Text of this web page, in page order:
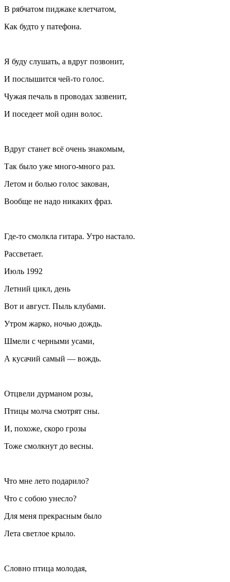
В рябчатом пиджаке клетчатом,
Как будто у патефона.
Я буду слушать, а вдруг позвонит,
И послышится чей-то голос.
Чужая печаль в проводах зазвенит,
И поседеет мой один волос.
Вдруг станет всё очень знакомым,
Так было уже много-много раз.
Летом и болью голос закован,
Вообще не надо никаких фраз.
Где-то смолкла гитара. Утро настало.
Рассветает.
Июль 1992
Летний цикл, день
Вот и август. Пыль клубами.
Утром жарко, ночью дождь.
Шмели с черными усами,
А кусачий самый — вождь.
Отцвели дурманом розы,
Птицы молча смотрят сны.
И, похоже, скоро грозы
Тоже смолкнут до весны.
Что мне лето подарило?
Что с собою унесло?
Для меня прекрасным было
Лета светлое крыло.
Словно птица молодая,